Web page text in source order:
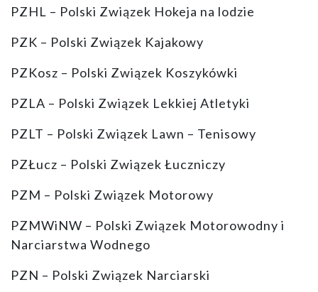
PZHL – Polski Związek Hokeja na lodzie
PZK – Polski Związek Kajakowy
PZKosz – Polski Związek Koszykówki
PZLA – Polski Związek Lekkiej Atletyki
PZLT – Polski Związek Lawn – Tenisowy
PZŁucz – Polski Związek Łuczniczy
PZM – Polski Związek Motorowy
PZMWiNW – Polski Związek Motorowodny i
Narciarstwa Wodnego
PZN – Polski Związek Narciarski